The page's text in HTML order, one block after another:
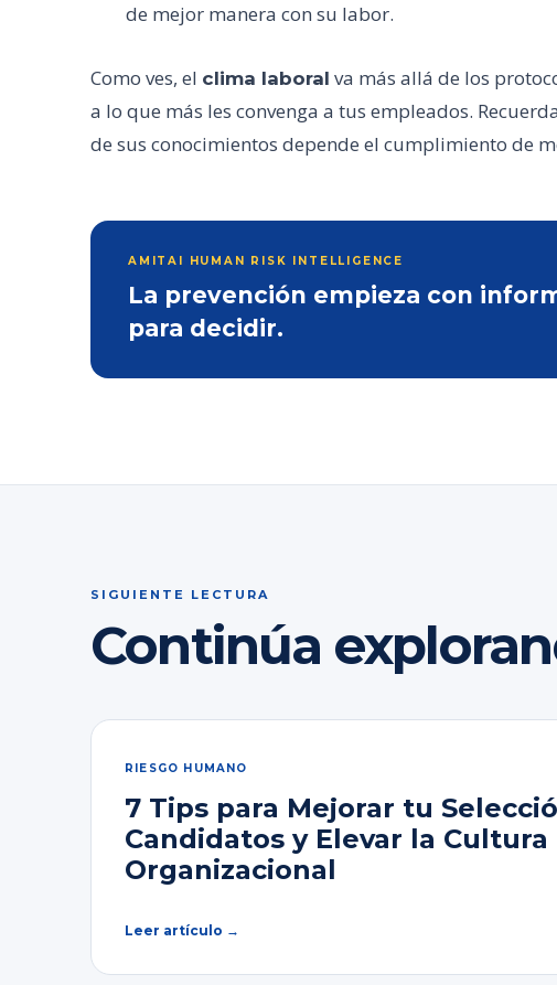
de mejor manera con su labor.
Como ves, el clima laboral va más allá de los
a lo que más les convenga a tus empleados.
de sus conocimientos depende el cumplimiento de
AMITAI HUMAN RISK INTELLIGENCE
La prevención empieza con
para decidir.
SIGUIENTE LECTURA
Continúa
RIESGO HUMANO
7 Tips para Mejorar tu
Candidatos y Elevar la Cultura
Organizacional
Leer artículo →